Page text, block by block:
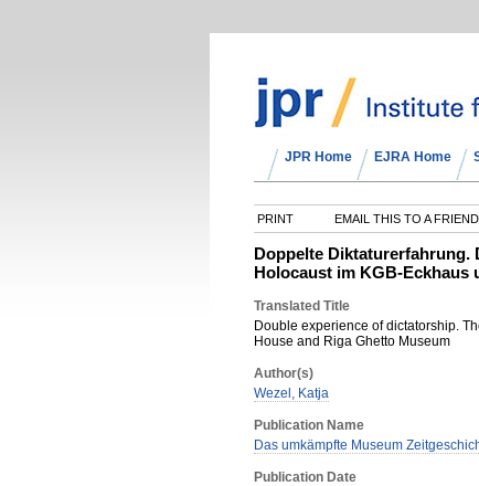
JPR Home EJRA Home
PRINT EMAIL THIS TO A FRIEND
Doppelte Diktaturerfahrung.
Holocaust im KGB-Eckhaus
Translated Title
Double experience of dictatorship.
House and Riga Ghetto Museum
Author(s)
Wezel, Katja
Publication Name
Das umkämpfte Museum
Publication Date